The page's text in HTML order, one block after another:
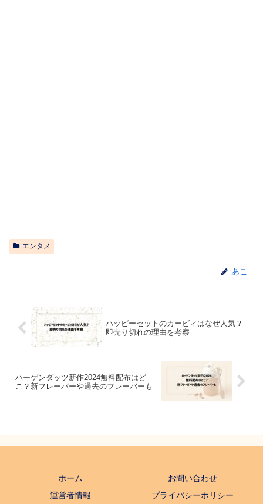
エンタメ
あこ
ハッピーセットのカービィはなぜ人気？
即売り切れの理由を考察
ハーゲンダッツ新作2024無料配布はど
こ？新フレーバーや過去のフレーバーも
ホーム
お問い合わせ
運営者情報
プライバシーポリシー